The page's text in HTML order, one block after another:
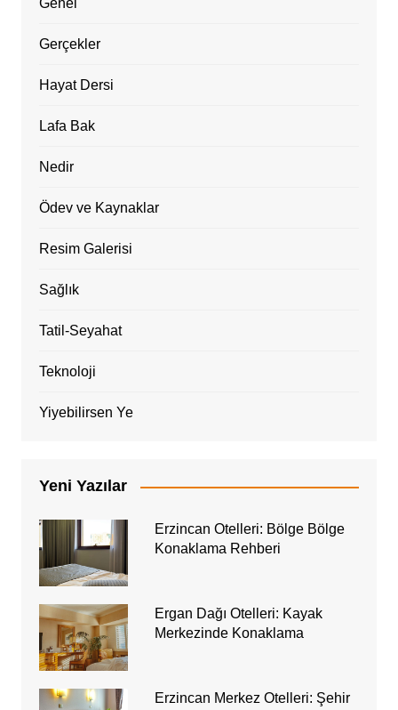
Genel
Gerçekler
Hayat Dersi
Lafa Bak
Nedir
Ödev ve Kaynaklar
Resim Galerisi
Sağlık
Tatil-Seyahat
Teknoloji
Yiyebilirsen Ye
Yeni Yazılar
Erzincan Otelleri: Bölge Bölge
Konaklama Rehberi
Ergan Dağı Otelleri: Kayak
Merkezinde Konaklama
Erzincan Merkez Otelleri: Şehir